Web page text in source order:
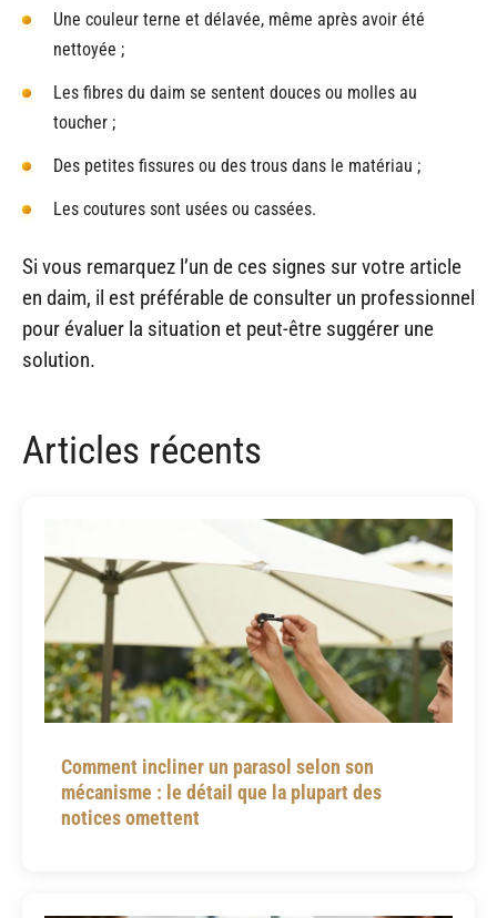
Une couleur terne et délavée, même après avoir été
nettoyée ;
Les fibres du daim se sentent douces ou molles au
toucher ;
Des petites fissures ou des trous dans le matériau ;
Les coutures sont usées ou cassées.
Si vous remarquez l’un de ces signes sur votre article
en daim, il est préférable de consulter un professionnel
pour évaluer la situation et peut-être suggérer une
solution.
Articles récents
Comment incliner un parasol selon son
mécanisme : le détail que la plupart des
notices omettent